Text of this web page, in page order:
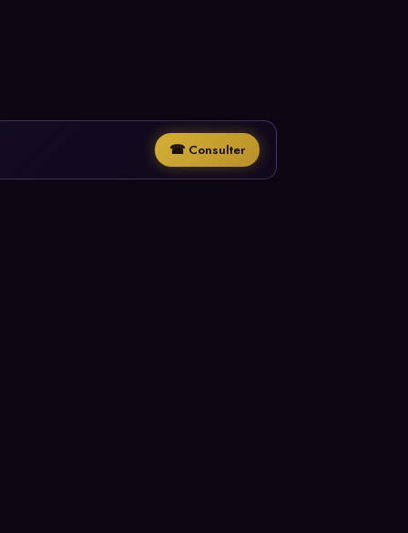
☎ Consulter